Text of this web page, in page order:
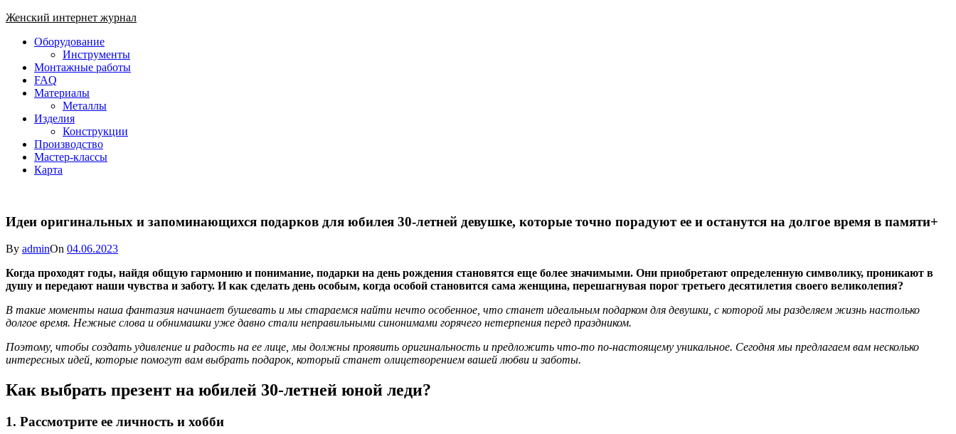
Skip
content
Женский интернет журнал
Close
Оборудование
Инструменты
Монтажные работы
FAQ
Материалы
Металлы
Изделия
Конструкции
Производство
Мастер-классы
Карта
Идеи оригинальных и запоминающихся подарков для юбилея 30-летней девушке, которые точно порадуют ее и останутся на долгое время в памяти+
By adminOn 04.06.2023
Когда проходят годы, найдя общую гармонию и понимание, подарки на день рождения становятся еще более значимыми. Они приобретают определенную символику, проникают в
душу и передают наши чувства и заботу. И как сделать день особым, когда особой становится сама женщина, перешагнувая порог третьего десятилетия своего великолепия?
В такие моменты наша фантазия начинает бушевать и мы стараемся найти нечто особенное, что станет идеальным подарком для девушки, с которой мы разделяем жизнь настолько
долгое время. Нежные слова и обнимашки уже давно стали неправильными синонимами горячего нетерпения перед праздником.
Поэтому, чтобы создать удивление и радость на ее лице, мы должны проявить оригинальность и предложить что-то по-настоящему уникальное. Сегодня мы предлагаем вам несколько
интересных идей, которые помогут вам выбрать подарок, который станет олицетворением вашей любви и заботы.
Как выбрать презент на юбилей 30-летней юной леди?
1. Рассмотрите ее личность и хобби